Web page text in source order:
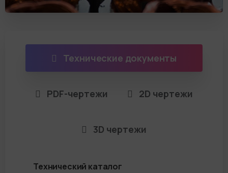
Технические документы
PDF-чертежи 2D чертежи
3D чертежи
Технический каталог